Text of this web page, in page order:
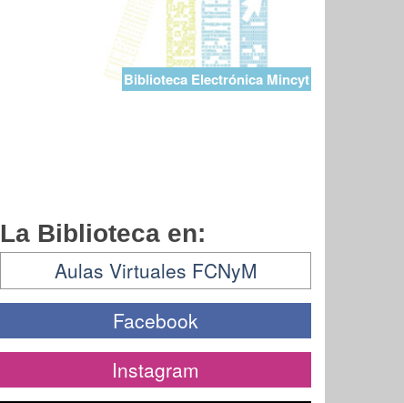
Biblioteca Electrónica Mincyt
La Biblioteca en:
Aulas Virtuales FCNyM
Facebook
Instagram